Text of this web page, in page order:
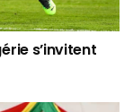
s’invitent